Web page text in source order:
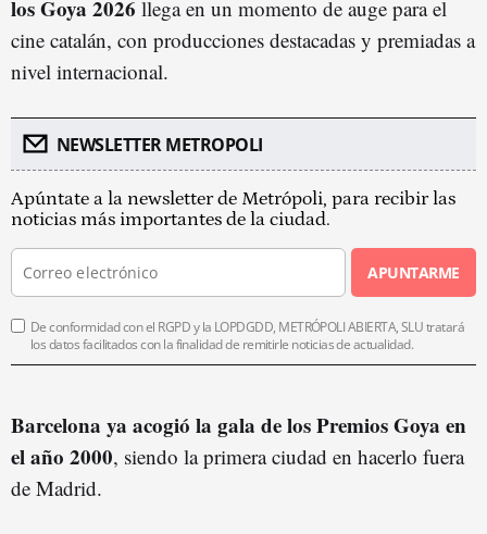
los Goya 2026 llega en un momento de auge para el
cine catalán, con producciones destacadas y premiadas a
nivel internacional.
NEWSLETTER METROPOLI
Apúntate a la newsletter de Metrópoli, para recibir las
noticias más importantes de la ciudad.
APUNTARME
De conformidad con el RGPD y la LOPDGDD, METRÓPOLI ABIERTA, SLU tratará
los datos facilitados con la finalidad de remitirle noticias de actualidad.
Barcelona ya acogió la gala de los Premios Goya en
el año 2000, siendo la primera ciudad en hacerlo fuera
de Madrid.